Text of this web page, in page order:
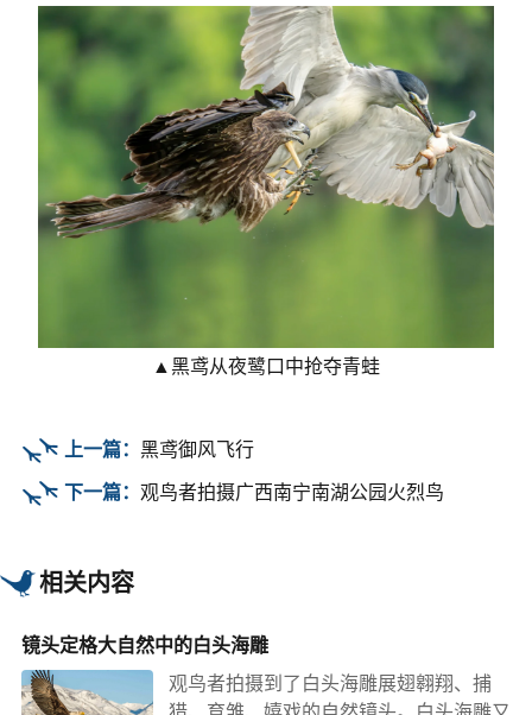
▲黑鸢从夜鹭口中抢夺青蛙
上一篇： 黑鸢御风飞行
下一篇： 观鸟者拍摄广西南宁南湖公园火烈鸟
相关内容
镜头定格大自然中的白头海雕
观鸟者拍摄到了白头海雕展翅翱翔、捕